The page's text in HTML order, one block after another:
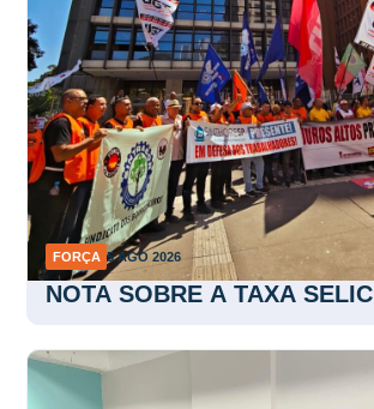
FORÇA 5 AGO 2026
NOTA SOBRE A TAXA SELIC